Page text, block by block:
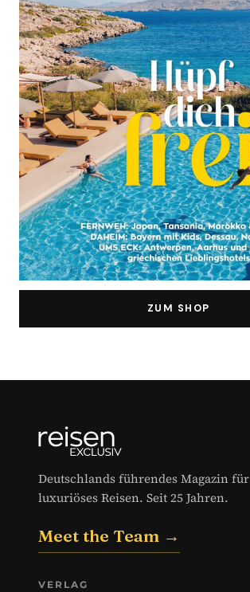
ZUM SHOP
Deutschlands führendes Magazin für
luxuriöses Reisen. Seit 25 Jahren.
Meet the Team →
VERLAG